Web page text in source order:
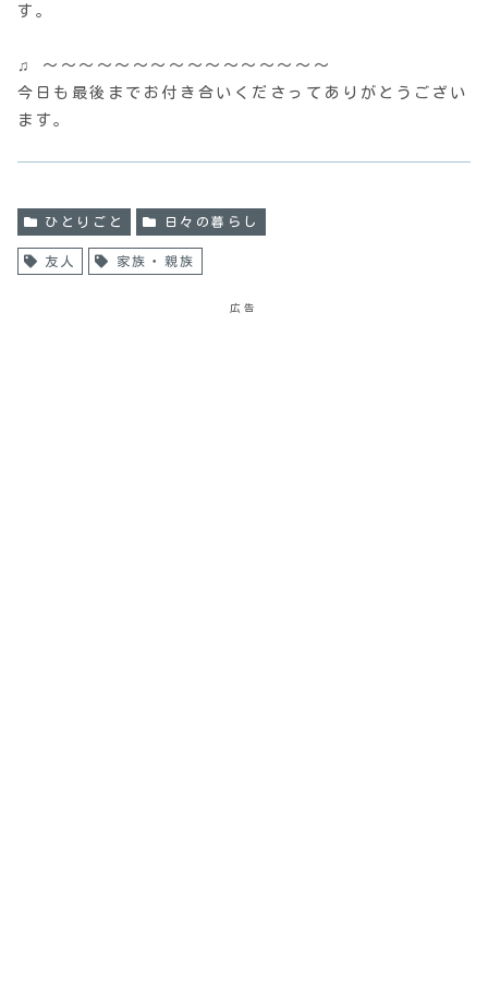
す。
♫ 〜〜〜〜〜〜〜〜〜〜〜〜〜〜〜〜
今日も最後までお付き合いくださってありがとうござい
ます。
ひとりごと 日々の暮らし
友人 家族・親族
広告